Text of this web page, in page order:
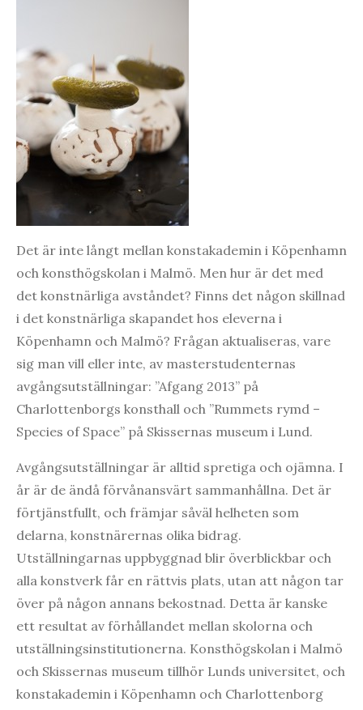
Det är inte långt mellan konstakademin i Köpenhamn
och konsthögskolan i Malmö. Men hur är det med
det konstnärliga avståndet? Finns det någon skillnad
i det konstnärliga skapandet hos eleverna i
Köpenhamn och Malmö? Frågan aktualiseras, vare
sig man vill eller inte, av masterstudenternas
avgångsutställningar: ”Afgang 2013” på
Charlottenborgs konsthall och ”Rummets rymd –
Species of Space” på Skissernas museum i Lund.
Avgångsutställningar är alltid spretiga och ojämna. I
år är de ändå förvånansvärt sammanhållna. Det är
förtjänstfullt, och främjar såväl helheten som
delarna, konstnärernas olika bidrag.
Utställningarnas uppbyggnad blir överblickbar och
alla konstverk får en rättvis plats, utan att någon tar
över på någon annans bekostnad. Detta är kanske
ett resultat av förhållandet mellan skolorna och
utställningsinstitutionerna. Konsthögskolan i Malmö
och Skissernas museum tillhör Lunds universitet, och
konstakademin i Köpenhamn och Charlottenborg